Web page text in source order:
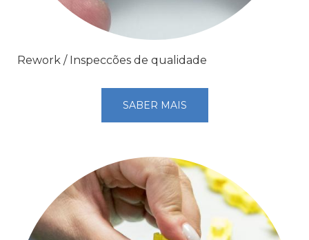
Rework / Inspeccões de qualidade
SABER MAIS